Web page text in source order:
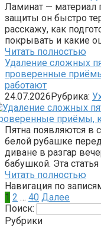
Ламинат — материал
защиты он быстро
расскажу, как
покрывать и какие
Читать полностью
Удаление сложных
проверенные
работают
24.07.2026Рубрика:
Пятна появляются в
белой рубашке
диване в разгар
бабушкой. Эта
Читать полностью
Навигация по
1 2 … 40 Далее
Поиск:
Рубрики